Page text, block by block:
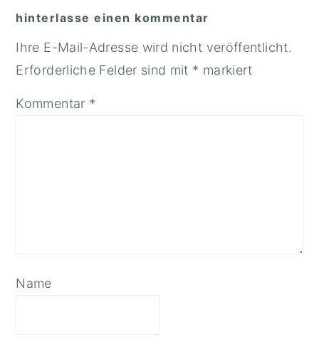
hinterlasse einen kommentar
Ihre E-Mail-Adresse wird nicht veröffentlicht.
Erforderliche Felder sind mit * markiert
Kommentar *
Name